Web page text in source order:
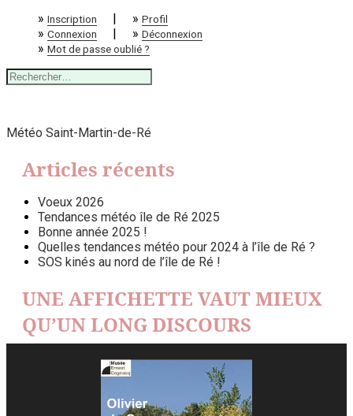
» Inscription | » Profil
» Connexion | » Déconnexion
» Mot de passe oublié ?
Rechercher :
Météo Saint-Martin-de-Ré
Articles récents
Voeux 2026
Tendances météo île de Ré 2025
Bonne année 2025 !
Quelles tendances météo pour 2024 à l’île de Ré ?
SOS kinés au nord de l’île de Ré !
UNE AFFICHETTE VAUT MIEUX
QU’UN LONG DISCOURS